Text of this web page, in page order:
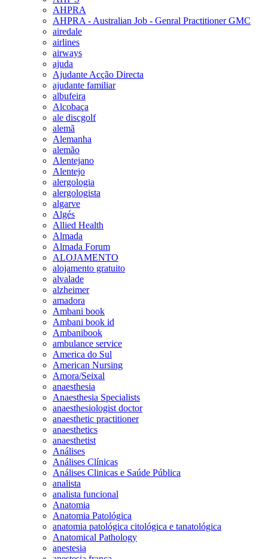
AHPRA
AHPRA - Australian Job - Genral Practitioner GMC
airedale
airlines
airways
ajuda
Ajudante Acção Directa
ajudante familiar
albufeira
Alcobaça
ale discgolf
alemã
Alemanha
alemão
Alentejano
Alentejo
alergologia
alergologista
algarve
Algés
Allied Health
Almada
Almada Forum
ALOJAMENTO
alojamento gratuito
alvalade
alzheimer
amadora
Ambani book
Ambani book id
Ambanibook
ambulance service
America do Sul
American Nursing
Amora/Seixal
anaesthesia
Anaesthesia Specialists
anaesthesiologist doctor
anaesthetic practitioner
anaesthetics
anaesthetist
Análises
Análises Clínicas
Análises Clinicas e Saúde Pública
analista
analista funcional
Anatomia
Anatomia Patológica
anatomia patológica citológica e tanatológica
Anatomical Pathology
anestesia